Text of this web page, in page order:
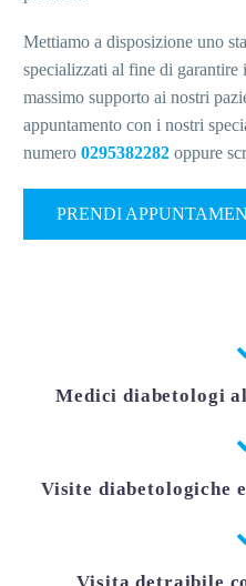
Mettiamo a disposizione uno
specializzati al fine di
massimo supporto ai nostri
appuntamento con i nostri
numero 0295382282 oppure
PRENDI
Medici diabetologi
Visite diabetologiche